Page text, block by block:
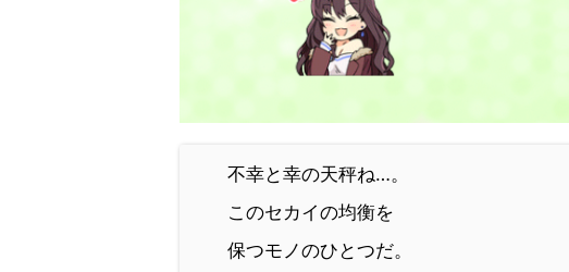
不幸と幸の天秤ね…。
このセカイの均衡を
保つモノのひとつだ。